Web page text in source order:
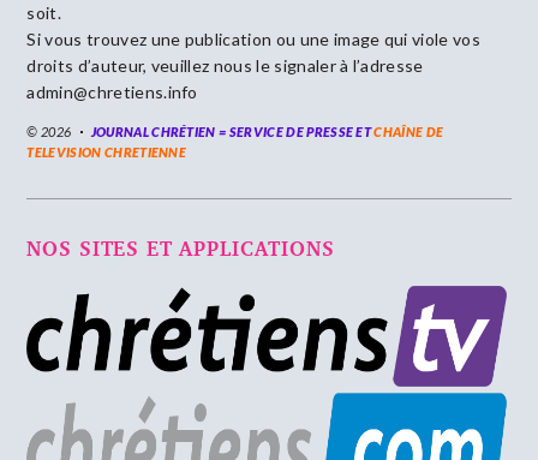
soit.
Si vous trouvez une publication ou une image qui viole vos
droits d’auteur, veuillez nous le signaler à l’adresse
admin@chretiens.info
© 2026 JOURNAL CHRÉTIEN = SERVICE DE PRESSE ETCHAÎNE DE
TELEVISION CHRETIENNE
NOS SITES ET APPLICATIONS